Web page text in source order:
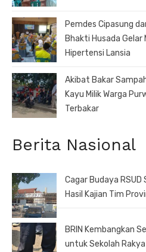
Pemdes Cipasung
Bhakti Husada Gelar
Hipertensi Lansia
Akibat Bakar
Kayu Milik Warga
Terbakar
Berita Nasional
Cagar Budaya
Hasil Kajian Tim
BRIN Kembangkan
untuk Sekolah